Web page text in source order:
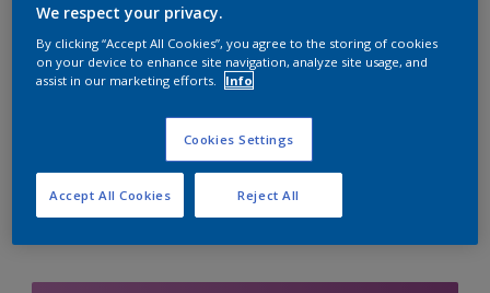
Bereken
Op dit moment is het niet mogelijk dit product online
te bestellen. Houd de website in de gaten, we werken
er hard aan om de voorraad aan te vullen.
We respect your privacy.
By clicking “Accept All Cookies”, you agree to the storing of cookies
on your device to enhance site navigation, analyze site usage, and
assist in our marketing efforts.
Info
Cookies Settings
Reject All
Accept All Cookies